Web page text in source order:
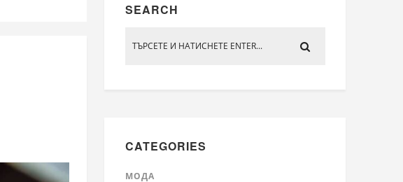
SEARCH
CATEGORIES
МОДА